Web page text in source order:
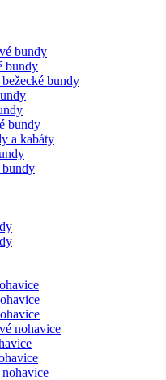
bundy
bundy
bundy
bundy
a kabáty
nohavice